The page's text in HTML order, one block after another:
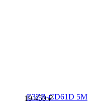
19 450₽
E3ZR-CD61D 5M